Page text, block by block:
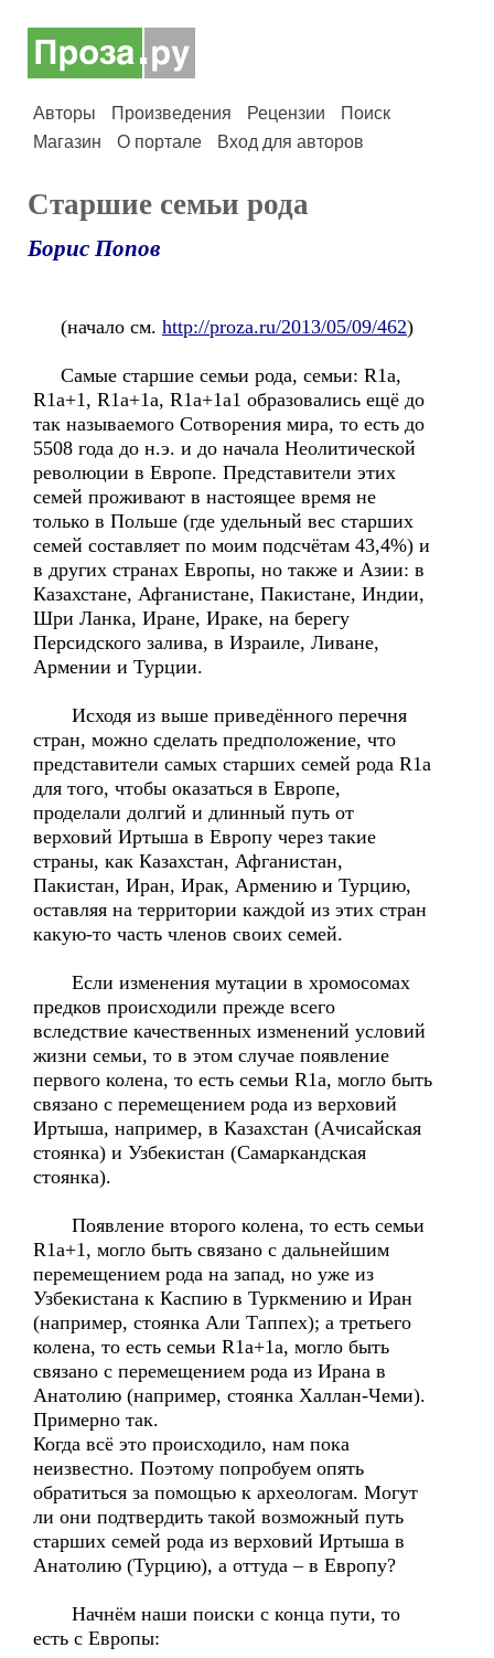
Авторы Произведения Рецензии
Поиск
Магазин
О портале Вход для авторов
Старшие семьи рода
Борис Попов
(начало см. http://proza.ru/2013/05/09/462)
Самые старшие семьи рода, семьи: R1a,
R1a+1, R1a+1a, R1a+1a1 образовались ещё до
так называемого Сотворения мира, то есть до
5508 года до н.э. и до начала Неолитической
революции в Европе. Представители этих
семей проживают в настоящее время не
только в Польше (где удельный вес старших
семей составляет по моим подсчётам 43,4%) и
в других странах Европы, но также и Азии: в
Казахстане, Афганистане, Пакистане, Индии,
Шри Ланка, Иране, Ираке, на берегу
Персидского залива, в Израиле, Ливане,
Армении и Турции.
Исходя из выше приведённого перечня
стран, можно сделать предположение, что
представители самых старших семей рода R1a
для того, чтобы оказаться в Европе,
проделали долгий и длинный путь от
верховий Иртыша в Европу через такие
страны, как Казахстан, Афганистан,
Пакистан, Иран, Ирак, Армению и Турцию,
оставляя на территории каждой из этих стран
какую-то часть членов своих семей.
Если изменения мутации в хромосомах
предков происходили прежде всего
вследствие качественных изменений условий
жизни семьи, то в этом случае появление
первого колена, то есть семьи R1a, могло быть
связано с перемещением рода из верховий
Иртыша, например, в Казахстан (Ачисайская
стоянка) и Узбекистан (Самаркандская
стоянка).
Появление второго колена, то есть семьи
R1a+1, могло быть связано с дальнейшим
перемещением рода на запад, но уже из
Узбекистана к Каспию в Туркмению и Иран
(например, стоянка Али Таппех); а третьего
колена, то есть семьи R1a+1a, могло быть
связано с перемещением рода из Ирана в
Анатолию (например, стоянка Халлан-Чеми).
Примерно так.
Когда всё это происходило, нам пока
неизвестно. Поэтому попробуем опять
обратиться за помощью к археологам. Могут
ли они подтвердить такой возможный путь
старших семей рода из верховий Иртыша в
Анатолию (Турцию), а оттуда – в Европу?
Начнём наши поиски с конца пути, то
есть с Европы: